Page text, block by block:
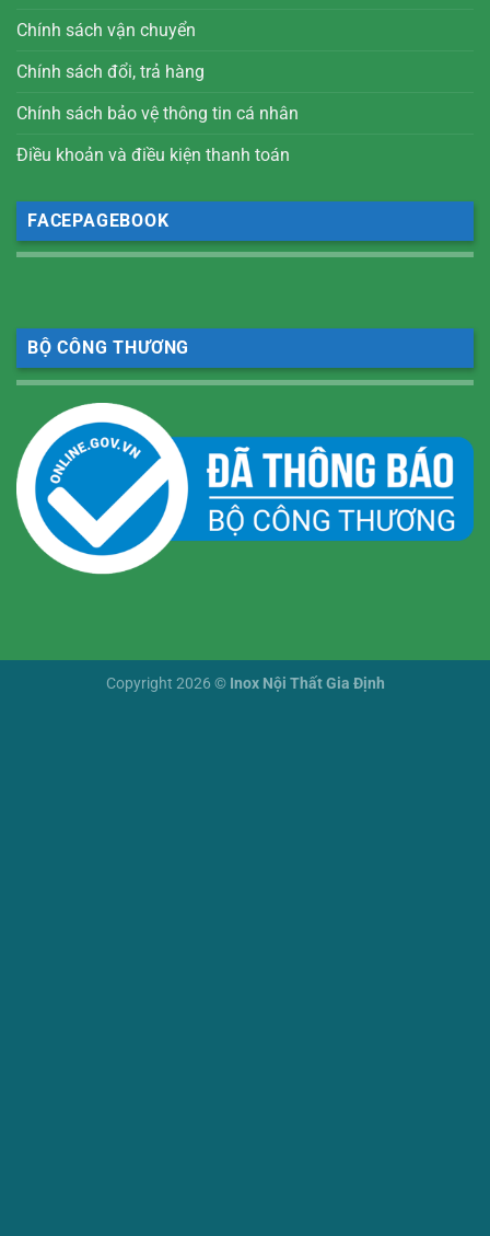
Chính sách vận chuyển
Chính sách đổi, trả hàng
Chính sách bảo vệ thông tin cá nhân
Điều khoản và điều kiện thanh toán
FACEPAGEBOOK
BỘ CÔNG THƯƠNG
Copyright 2026 © Inox Nội Thất Gia Định